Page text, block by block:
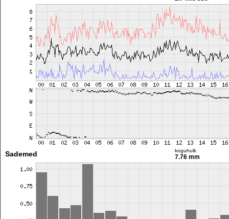
Sademed koguhulk
7.76 mm